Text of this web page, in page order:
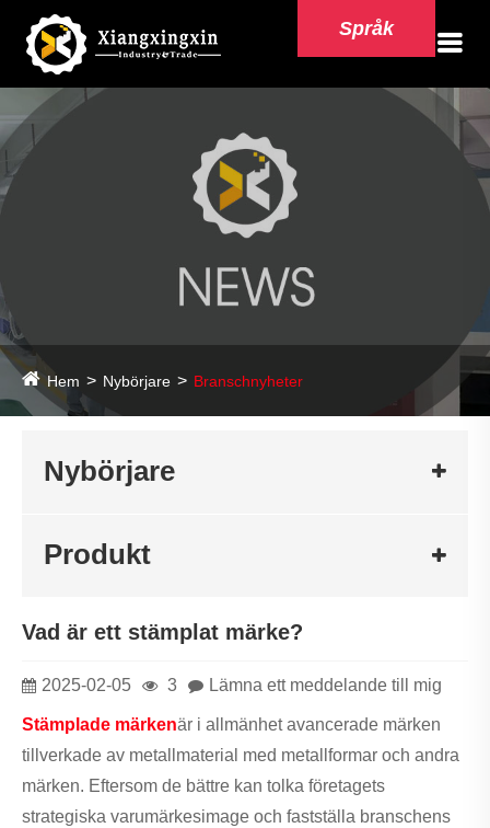
Språk
Hem Nybörjare Branschnyheter
Nybörjare
Produkt
Vad är ett stämplat märke?
2025-02-05 3 Lämna ett meddelande till mig
Stämplade märkenär i allmänhet avancerade märken
tillverkade av metallmaterial med metallformar och andra
märken. Eftersom de bättre kan tolka företagets
strategiska varumärkesimage och fastställa branschens